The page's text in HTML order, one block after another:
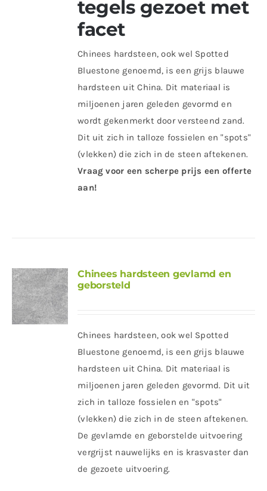
tegels gezoet met
facet
Chinees hardsteen, ook wel Spotted
Bluestone genoemd, is een grijs blauwe
hardsteen uit China. Dit materiaal is
miljoenen jaren geleden gevormd en
wordt gekenmerkt door versteend zand.
Dit uit zich in talloze fossielen en "spots"
(vlekken) die zich in de steen aftekenen.
Vraag voor een scherpe prijs een offerte
aan!
Chinees hardsteen gevlamd en
geborsteld
Chinees hardsteen, ook wel Spotted
Bluestone genoemd, is een grijs blauwe
hardsteen uit China. Dit materiaal is
miljoenen jaren geleden gevormd. Dit uit
zich in talloze fossielen en "spots"
(vlekken) die zich in de steen aftekenen.
De gevlamde en geborstelde uitvoering
vergrijst nauwelijks en is krasvaster dan
de gezoete uitvoering.